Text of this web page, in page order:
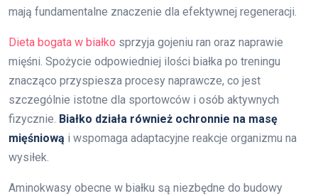
mają fundamentalne znaczenie dla efektywnej regeneracji.
Dieta bogata w białko sprzyja gojeniu ran oraz naprawie
mięśni. Spożycie odpowiedniej ilości białka po treningu
znacząco przyspiesza procesy naprawcze, co jest
szczególnie istotne dla sportowców i osób aktywnych
fizycznie. Białko działa również ochronnie na masę
mięśniową i wspomaga adaptacyjne reakcje organizmu na
wysiłek.
Aminokwasy obecne w białku są niezbędne do budowy